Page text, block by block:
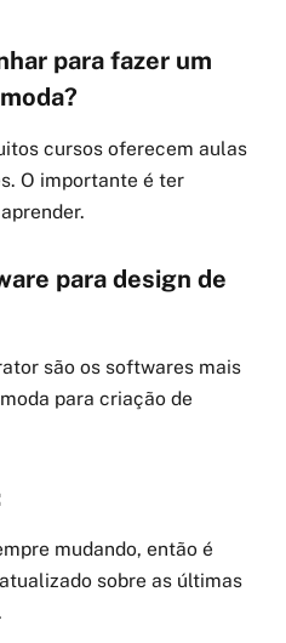
para fazer um
cursos oferecem aulas
O importante é ter
para design de
são os softwares mais
para criação de
mudando, então é
sobre as últimas